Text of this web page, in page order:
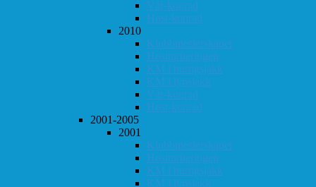
Vår-konrad
Høst-konrad
2010
Klubbmesterskapet
Høstturneringen
KM i hurtigsjakk
KM i lynsjakk
Vår-konrad
Høst-konrad
2001-2005
2001
Klubbmesterskapet
Høstturneringen
KM i hurtigsjakk
KM i lynsjakk